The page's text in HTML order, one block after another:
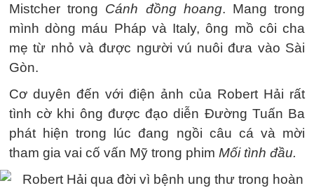
Mistcher trong Cánh đồng hoang. Mang trong
mình dòng máu Pháp và Italy, ông mồ côi cha
mẹ từ nhỏ và được người vú nuôi đưa vào Sài
Gòn.
Cơ duyên đến với điện ảnh của Robert Hải rất
tình cờ khi ông được đạo diễn Đường Tuấn Ba
phát hiện trong lúc đang ngồi câu cá và mời
tham gia vai cố vấn Mỹ trong phim Mối tình đầu.